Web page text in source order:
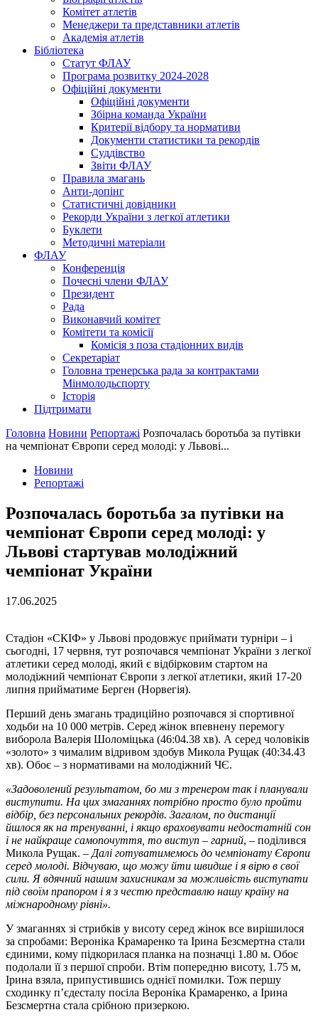
Комітет атлетів
Менеджери та представники атлетів
Академія атлетів
Бібліотека
Статут ФЛАУ
Програма розвитку 2024-2028
Офіційні документи
Офіційні документи
Збірна команда України
Критерії відбору та нормативи
Документи статистики та рекордів
Суддівство
Звіти ФЛАУ
Правила змагань
Анти-допінг
Статистичні довідники
Рекорди України з легкої атлетики
Буклети
Методичні матеріали
ФЛАУ
Конференція
Почесні члени ФЛАУ
Президент
Рада
Виконавчий комітет
Комітети та комісії
Комісія з поза стадіонних видів
Секретаріат
Головна тренерська рада за контрактами
Мінмолодьспорту
Історія
Підтримати
Головна Новини Репортажі Розпочалась боротьба за путівки
на чемпіонат Європи серед молоді: у Львові...
Новини
Репортажі
Розпочалась боротьба за путівки на
чемпіонат Європи серед молоді: у
Львові стартував молодіжний
чемпіонат України
17.06.2025
Стадіон «СКІФ» у Львові продовжує приймати турніри – і
сьогодні, 17 червня, тут розпочався чемпіонат України з легкої
атлетики серед молоді, який є відбірковим стартом на
молодіжний чемпіонат Європи з легкої атлетики, який 17-20
липня прийматиме Берген (Норвегія).
Перший день змагань традиційно розпочався зі спортивної
ходьби на 10 000 метрів. Серед жінок впевнену перемогу
виборола Валерія Шоломіцька (46:04.38 хв). А серед чоловіків
«золото» з чималим відривом здобув Микола Рущак (40:34.43
хв). Обоє – з нормативами на молодіжний ЧЄ.
«Задоволений результатом, бо ми з тренером так і планували
виступити. На цих змаганнях потрібно просто було пройти
відбір, без персональних рекордів. Загалом, по дистанції
йшлося як на тренуванні, і якщо враховувати недостатній сон
і не найкраще самопочуття, то виступ – гарний, – поділився
Микола Рущак. – Далі готуватимемось до чемпіонату Європи
серед молоді. Відчуваю, що можу йти швидше і я вірю в свої
сили. Я вдячний нашим захисникам за можливість виступати
під своїм прапором і я з честю представлю нашу країну на
міжнародному рівні».
У змаганнях зі стрибків у висоту серед жінок все вирішилося
за спробами: Вероніка Крамаренко та Ірина Безсмертна стали
єдиними, кому підкорилася планка на позначці 1.80 м. Обоє
подолали її з першої спроби. Втім попередню висоту, 1.75 м,
Ірина взяла, припустившись однієї помилки. Тож першу
сходинку пʼєдесталу посіла Вероніка Крамаренко, а Ірина
Безсмертна стала срібною призеркою.